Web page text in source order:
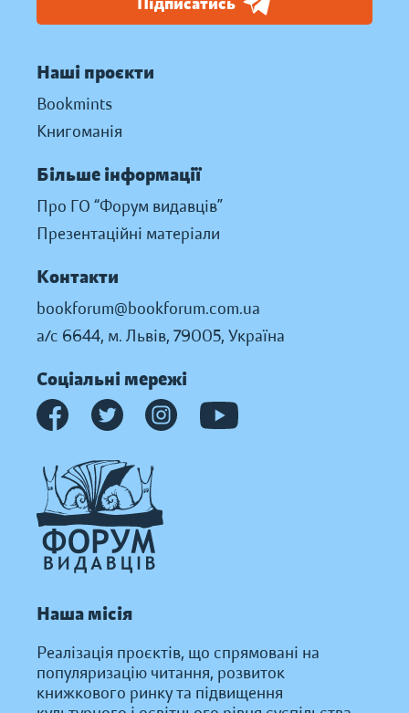
Наші проєкти
Bookmints
Книгоманія
Більше інформації
Про ГО “Форум видавців”
Презентаційні матеріали
Контакти
bookforum@bookforum.com.ua
а/с 6644, м. Львів, 79005, Україна
Соціальні мережі
Наша місія
Реалізація проєктів, що спрямовані на
популяризацію читання, розвиток
книжкового ринку та підвищення